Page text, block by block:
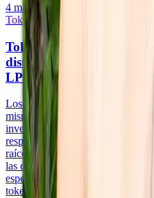
4 may 2026
·
Tokenización y Activos del
Tokenización vs.
distinción importa para
LPs
Los activos del mundo real
misma infraestructura blockchain
inversión fundamentalmente
respaldados por derechos
raíces, participaciones en
las criptomonedas derivan su
especulación. Entender esta
tokenización a LPs y reguladores